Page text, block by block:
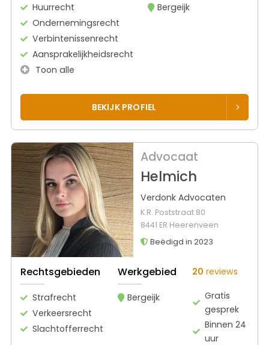
Huurrecht
Ondernemingsrecht
Verbintenissenrecht
Aansprakelijkheidsrecht
Toon alle
Bergeijk
BEKIJK PROFIEL
Advocaat
Helmich
Verdonk Advocaten
K.R. Poststraat 80
8441 ER Heerenveen
Beëdigd in 2023
Rechtsgebieden
Strafrecht
Verkeersrecht
Slachtofferrecht
Werkgebied
Bergeijk
20 reviews
Gratis
gesprek
Binnen 24
uur